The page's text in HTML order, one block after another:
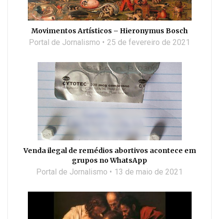
Movimentos Artísticos – Hieronymus Bosch
Portal de Jornalismo 25 de fevereiro de 2021
Venda ilegal de remédios abortivos acontece em
grupos no WhatsApp
Portal de Jornalismo 13 de maio de 2021